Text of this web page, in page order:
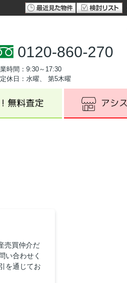
0120-860-270
時間：9:30～17:30
定休日：水曜、 第5木曜
売買仲介だ
い合わせく
を通じてお